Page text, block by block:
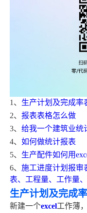
1、 生产计划及完成率
2、 报表表格怎么做
3、 给我一个建筑业统
4、 如何做统计报表
5、 生产配件如何用
6、 施工进度计划报审
表、工程量、工作量
生产计划及完成
新建一个excel工作薄